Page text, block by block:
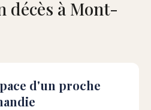
à Mont-
d'un proche